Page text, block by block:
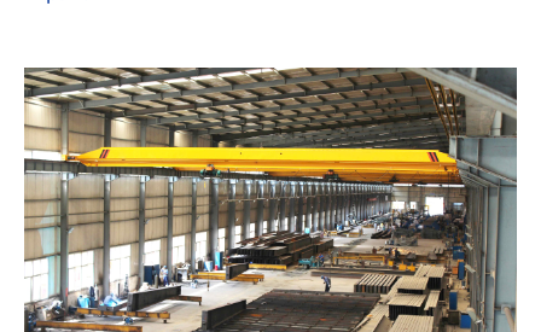
전자석은 후크 아래에 매달려 있고 트롤리 프레임의 케이
블 릴에 의해 전원이 공급되어 전자석의 자기를 제어하고
무거운 물체를 들어 올릴 수있는 흡착력을 얻습니다.